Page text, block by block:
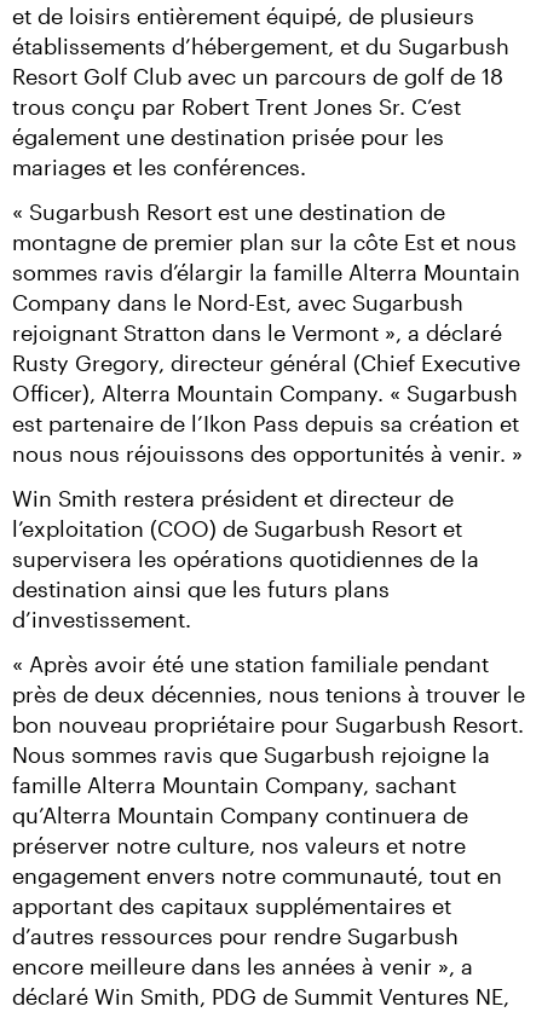
et de loisirs entièrement équipé, de plusieurs
établissements d’hébergement, et du Sugarbush
Resort Golf Club avec un parcours de golf de 18
trous conçu par Robert Trent Jones Sr. C’est
également une destination prisée pour les
mariages et les conférences.
« Sugarbush Resort est une destination de
montagne de premier plan sur la côte Est et nous
sommes ravis d’élargir la famille Alterra Mountain
Company dans le Nord-Est, avec Sugarbush
rejoignant Stratton dans le Vermont », a déclaré
Rusty Gregory, directeur général (Chief Executive
Officer), Alterra Mountain Company. « Sugarbush
est partenaire de l’Ikon Pass depuis sa création et
nous nous réjouissons des opportunités à venir. »
Win Smith restera président et directeur de
l’exploitation (COO) de Sugarbush Resort et
supervisera les opérations quotidiennes de la
destination ainsi que les futurs plans
d’investissement.
« Après avoir été une station familiale pendant
près de deux décennies, nous tenions à trouver le
bon nouveau propriétaire pour Sugarbush Resort.
Nous sommes ravis que Sugarbush rejoigne la
famille Alterra Mountain Company, sachant
qu’Alterra Mountain Company continuera de
préserver notre culture, nos valeurs et notre
engagement envers notre communauté, tout en
apportant des capitaux supplémentaires et
d’autres ressources pour rendre Sugarbush
encore meilleure dans les années à venir », a
déclaré Win Smith, PDG de Summit Ventures NE,